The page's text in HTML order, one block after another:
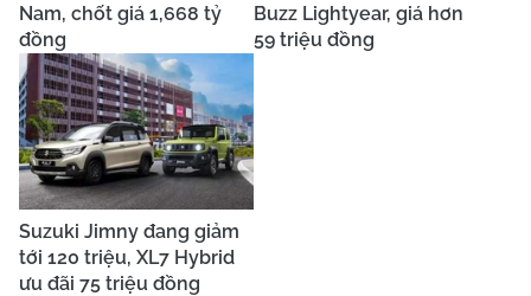
Nam, chốt giá 1,668 tỷ
đồng
Buzz Lightyear, giá hơn
59 triệu đồng
Suzuki Jimny đang giảm
tới 120 triệu, XL7 Hybrid
ưu đãi 75 triệu đồng